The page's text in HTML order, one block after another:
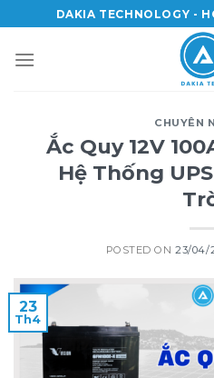
to
content
DAKIA TECHNOLOGY -
CHUYÊN
Ắc Quy 12V
Hệ Thống
POSTED ON23/04/
23
Th4